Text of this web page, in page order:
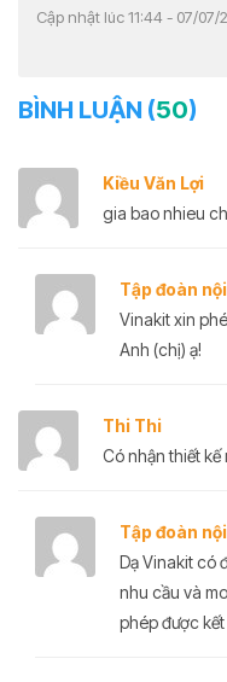
Cập nhật lúc 11:44 - 07/07/
BÌNH LUẬN (50)
Kiều Văn Lợi
gia bao nhieu
Tập đoàn
Vinakit xin
Anh (chị) ạ!
Thi Thi
Có nhận thiết
Tập đoàn
Dạ Vinakit có
nhu cầu và
phép được